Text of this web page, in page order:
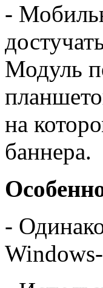
-
Модуль
на
баннера.
-